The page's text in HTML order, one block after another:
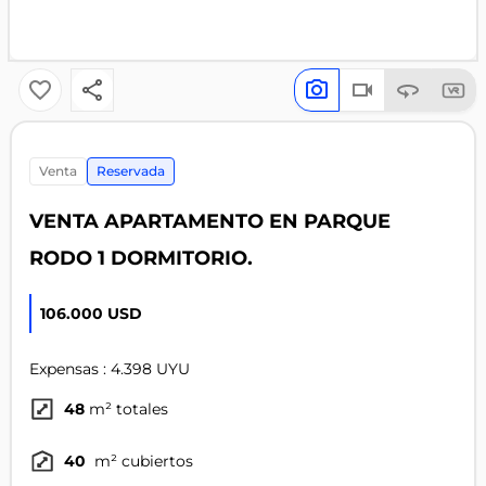
venta Reservada
VENTA APARTAMENTO EN PARQUE
RODO 1 DORMITORIO.
106.000 USD
Expensas : 4.398 UYU
48 m² totales
40 m² cubiertos